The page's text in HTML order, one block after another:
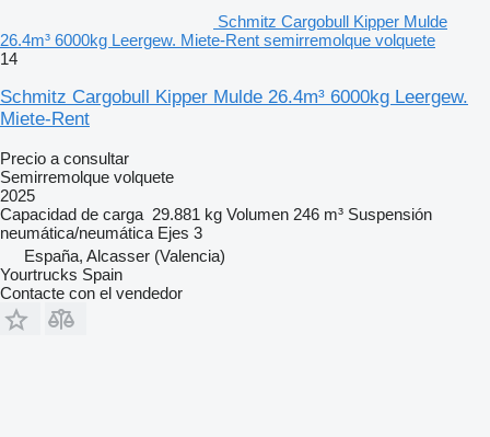
Schmitz Cargobull Kipper Mulde
26.4m³ 6000kg Leergew. Miete-Rent semirremolque volquete
14
Schmitz Cargobull Kipper Mulde 26.4m³ 6000kg Leergew.
Miete-Rent
Precio a consultar
Semirremolque volquete
2025
Capacidad de carga 29.881 kg Volumen 246 m³ Suspensión
neumática/neumática Ejes 3
España, Alcasser (Valencia)
Yourtrucks Spain
Contacte con el vendedor